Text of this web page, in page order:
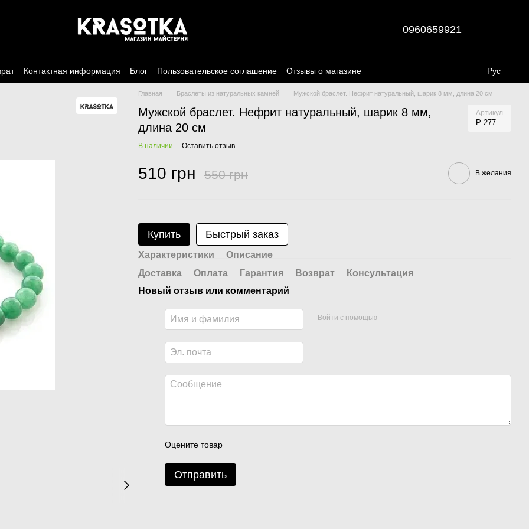
0960659921
Контактная информация Блог Пользовательское соглашение Отзывы о магазине Рус
Главная Браслеты из натуральных камней Мужской браслет. Нефрит натуральный, шарик 8 мм, длина 20 см
Мужской браслет. Нефрит натуральный, шарик 8 мм,
длина 20 см
Артикул
Р 277
В наличии Оставить отзыв
510 грн 550 грн В желания
Купить Быстрый заказ
Характеристики
Описание
Доставка
Оплата Гарантия Возврат
Консультация
Новый отзыв или комментарий
Войти с помощью
Оцените товар
Отправить